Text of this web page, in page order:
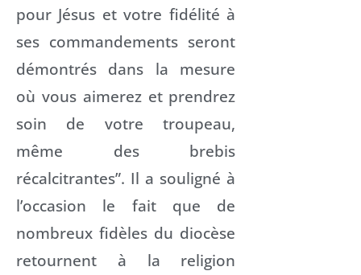
pour Jésus et votre fidélité à
ses commandements seront
démontrés dans la mesure
où vous aimerez et prendrez
soin de votre troupeau,
même des brebis
récalcitrantes”. Il a souligné à
l’occasion le fait que de
nombreux fidèles du diocèse
retournent à la religion